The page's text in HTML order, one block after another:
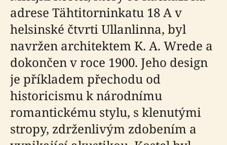
adrese Tähtitorninkatu 18 A v
helsinské čtvrti Ullanlinna, byl
navržen architektem K. A. Wrede a
dokončen v roce 1900. Jeho design
je příkladem přechodu od
historicismu k národnímu
romantickému stylu, s klenutými
stropy, zdrženlivým zdobením a